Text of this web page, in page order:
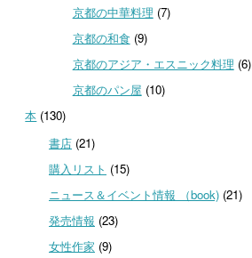
京都の中華料理 (7)
京都の和食 (9)
京都のアジア・エスニック料理 (6)
京都のパン屋 (10)
本 (130)
書店(21)
購入リスト (15)
ニュース＆イベント情報 （book)(21)
発売情報 (23)
女性作家 (9)